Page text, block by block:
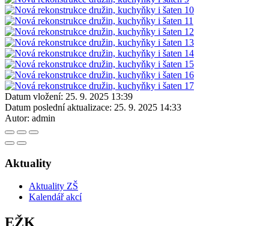
Datum vložení: 25. 9. 2025 13:39
Datum poslední aktualizace: 25. 9. 2025 14:33
Autor: admin
Aktuality
Aktuality ZŠ
Kalendář akcí
EŽK